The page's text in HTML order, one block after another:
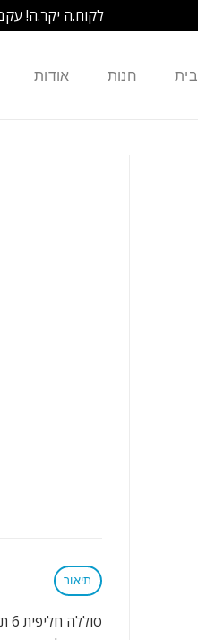
לקוח.ה יקר.ה!
בית חנות אודות
תיאור
סוללה חליפית 6 תאים למחשב נייד IBM X30 X31 X32